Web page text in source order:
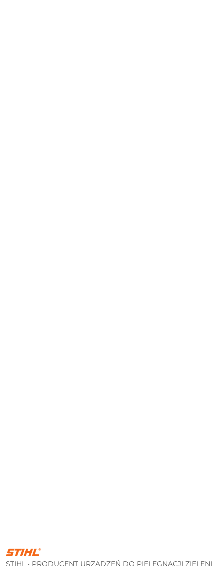
STIHL
•
PRODUCENT
STIHL • PRODUCENT URZĄDZEŃ DO PIELĘGNACJI ZIELENI